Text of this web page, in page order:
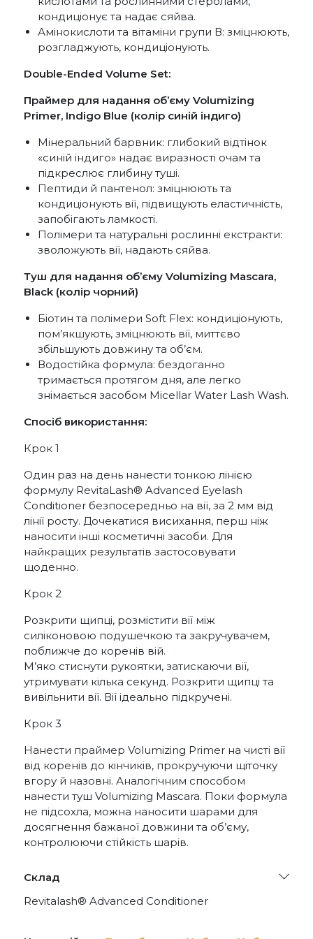
кондиціонує та надає сяйва.
Амінокислоти та вітаміни групи В: зміцнюють,
розгладжують, кондиціонують.
Double-Ended Volume Set:
Праймер для надання об’єму Volumizing
Primer, Indigo Blue (колір синій індиго)
Мінеральний барвник: глибокий відтінок
«синій індиго» надає виразності очам та
підкреслює глибину туші.
Пептиди й пантенол: зміцнюють та
кондиціонують вії, підвищують еластичність,
запобігають ламкості.
Полімери та натуральні рослинні екстракти:
зволожують вії, надають сяйва.
Туш для надання об’єму Volumizing Mascara,
Black (колір чорний)
Біотин та полімери Soft Flex: кондиціонують,
пом’якшують, зміцнюють вії, миттєво
збільшують довжину та об’єм.
Водостійка формула: бездоганно
тримається протягом дня, але легко
знімається засобом Micellar Water Lash Wash.
Спосіб використання:
Крок 1
Один раз на день нанести тонкою лінією
формулу RevitaLash® Advanced Eyelash
Conditioner безпосередньо на вії, за 2 мм від
лінії росту. Дочекатися висихання, перш ніж
наносити інші косметичні засоби. Для
найкращих результатів застосовувати
щоденно.
Крок 2
Розкрити щипці, розмістити вії між
силіконовою подушечкою та закручувачем,
поближче до коренів вій.
М’яко стиснути рукоятки, затискаючи вії,
утримувати кілька секунд. Розкрити щипці та
вивільнити вії. Вії ідеально підкручені.
Крок 3
Нанести праймер Volumizing Primer на чисті вії
від коренів до кінчиків, прокручуючи щіточку
вгору й назовні. Аналогічним способом
нанести туш Volumizing Mascara. Поки формула
не підсохла, можна наносити шарами для
досягнення бажаної довжини та об’єму,
контролюючи стійкість шарів.
Склад
Revitalash® Advanced Conditioner